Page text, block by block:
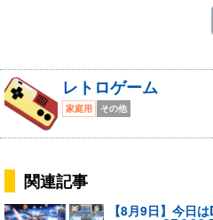
レトロゲーム
家庭用 その他
関連記事
【8月9日】今日